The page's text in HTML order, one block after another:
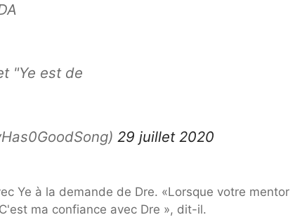
"Ye est de
29 juillet 2020
Ye à la demande de Dre. «Lorsque votre mentor
ma confiance avec Dre », dit-il.